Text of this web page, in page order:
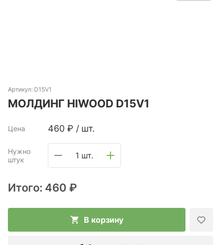
Артикул: D15V1
МОЛДИНГ HIWOOD D15V1
Цена 460 ₽ / шт.
Нужно
штук
1 шт.
Итого: 460 ₽
В корзину